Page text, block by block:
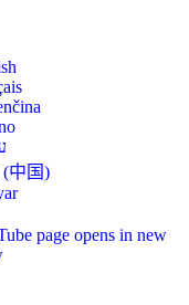
(中国)
page opens in new